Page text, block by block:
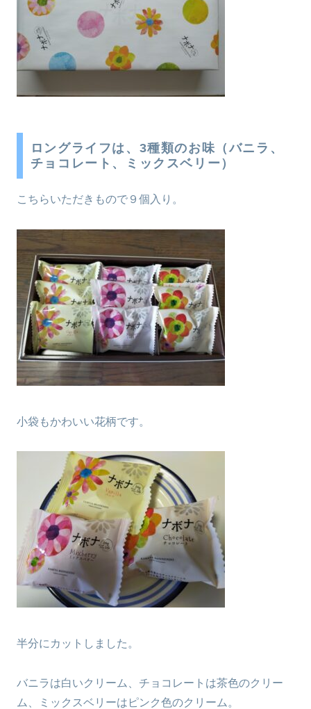
ロングライフは、3種類のお味（バニラ、
チョコレート、ミックスベリー）
こちらいただきもので９個入り。
小袋もかわいい花柄です。
半分にカットしました。
バニラは白いクリーム、チョコレートは茶色のクリー
ム、ミックスベリーはピンク色のクリーム。